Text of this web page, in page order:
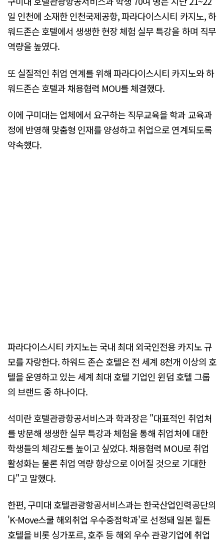
일 인천에 소재한 인천국제공항, 파라다이스시티 카지노, 하
워드존슨 호텔에서 생생한 현장 체험 실무 특강을 하며 직무
역량을 높였다.
또 실질적인 취업 연계를 위해 파라다이스시티 카지노와 하
워드존슨 호텔과 채용협력 MOU를 체결했다.
이에 구미대는 업체에서 요구하는 직무교육을 학과 교육과
정에 반영해 맞춤형 인재를 양성하고 취업으로 연계되도록
약속했다.
파라다이스시티 카지노는 국내 최대 외국인전용 카지노 규
모를 자랑한다. 하워드 존슨 호텔은 전 세계 8천개 이상의 호
텔을 운영하고 있는 세계 최대 호텔 기업인 윈덤 호텔 그룹
의 브랜드 중 하나이다.
석미란 호텔관광항공서비스과 학과장은 "대표적인 취업처
를 방문해 생생한 실무 특강과 체험을 통해 취업처에 대한
학생들의 체감도를 높이고 싶었다. 채용협력 MOU로 취업
활성화는 물론 취업 역량 향상으로 이어질 것으로 기대한
다"고 말했다.
한편, 구미대 호텔관광항공서비스과는 한국산업인력공단의
'K-Move스쿨 해외취업 우수중점학과'로 선정돼 일본 힐튼
호텔을 비롯 싱가포르, 호주 등 해외 우수 관광기업에 취업